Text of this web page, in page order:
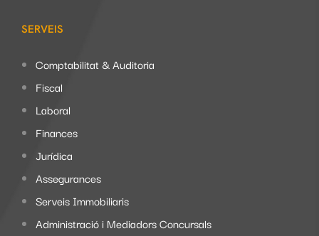
SERVEIS
Comptabilitat & Auditoria
Fiscal
Laboral
Finances
Jurídica
Assegurances
Serveis Immobiliaris
Administració i Mediadors Concursals